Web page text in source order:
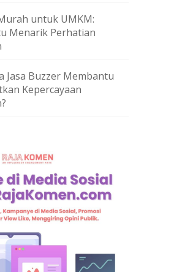
untuk UMKM:
Menarik Perhatian
Jasa Buzzer Membantu
Kepercayaan